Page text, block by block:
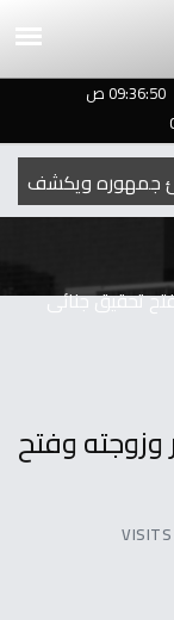
09:36:50 ص
تحقيق جنائى
وزوجته وفتح